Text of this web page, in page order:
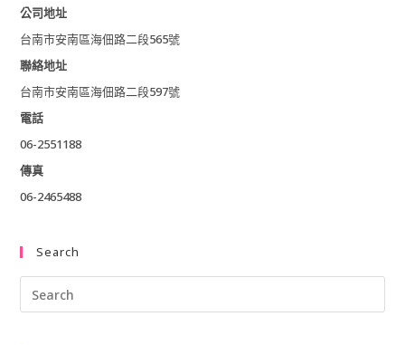
公司地址
台南市安南區海佃路二段565號
聯絡地址
台南市安南區海佃路二段597號
電話
06-2551188
傳真
06-2465488
Search